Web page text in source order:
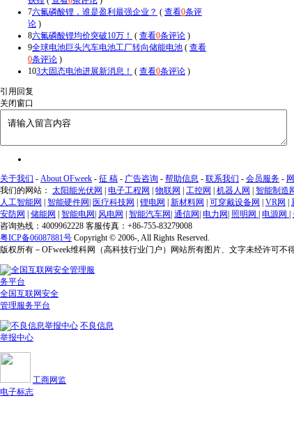
7六氟磷酸锂，谁是盈利最强企业？ ( 查看0条评
论 )
8六氟磷酸锂均价突破10万！ ( 查看0条评论 )
9全球电池巨头汽车电池工厂转向储能电池 ( 查看
0条评论 )
103大固态电池进展新消息！ ( 查看0条评论 )
引用回复
关闭窗口
关于我们 - About OFweek - 征 稿 - 广告咨询 - 帮助信息 - 联系我们 - 会员服务 -
我们的网站： 太阳能光伏网 电子工程网 物联网 工控网 机器人网 智能制造
人工智能网
智能硬件网 医疗科技网 锂电网 新材料网 可穿戴设备网 VR网
安防网
储能网 智能电网 风电网 智能汽车网 通信网 电力网 照明网 电源网
咨询热线：4009962228 客服传真：+86-755-83279008
粤ICP备06087881号 Copyright © 2006-, All Rights Reserved.
版权所有－OFweek维科网（高科技行业门户）网站所有图片、文字未经许可不
全国互联网安全
管理服务平台
不良信息
举报中心
工商网监
电子标志